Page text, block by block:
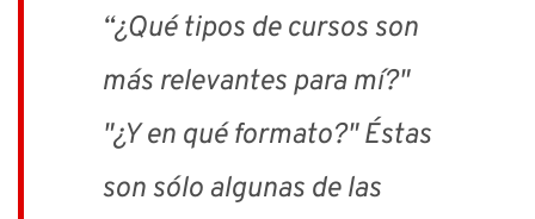
“¿Qué tipos de cursos son
más relevantes para mí?"
"¿Y en qué formato?" Éstas
son sólo algunas de las